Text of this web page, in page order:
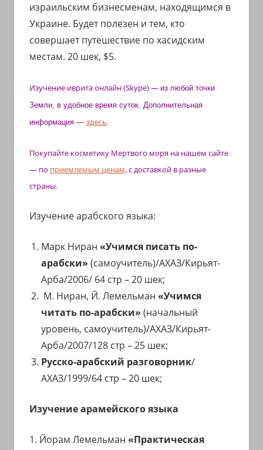
израильским бизнесменам, находящимся в
Украине. Будет полезен и тем, кто
совершает путешествие по хасидским
местам. 20 шек, $5.
Изучение ивритаонлайн (Skype)— из любой точки
Земли, в удобное время суток. Дополнительная
информация — здесь.
Покупайте косметику Мертвого моря на нашем сайте
— по приемлемым ценам, с доставкой в разные
страны.
Изучение арабского языка:
Марк Ниран «Учимся писать по-
арабски» (самоучитель)/АХАЗ/Кирьят-
Арба/2006/ 64 стр – 20 шек;
М. Ниран, Й. Лемельман «Учимся
читать по-арабски» (начальный
уровень, самоучитель)/АХАЗ/Кирьят-
Арба/2007/128 стр – 25 шек;
Русско-арабский разговорник/
АХАЗ/1999/64 стр – 20 шек;
Изучение арамейского языка
1. Йорам Лемельман «Практическая